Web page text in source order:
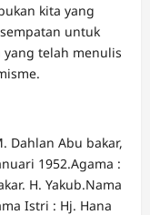
kita yang
untuk
yang telah menulis
Dahlan Abu bakar,
1952.Agama :
H. Yakub.Nama
Istri : Hj. Hana